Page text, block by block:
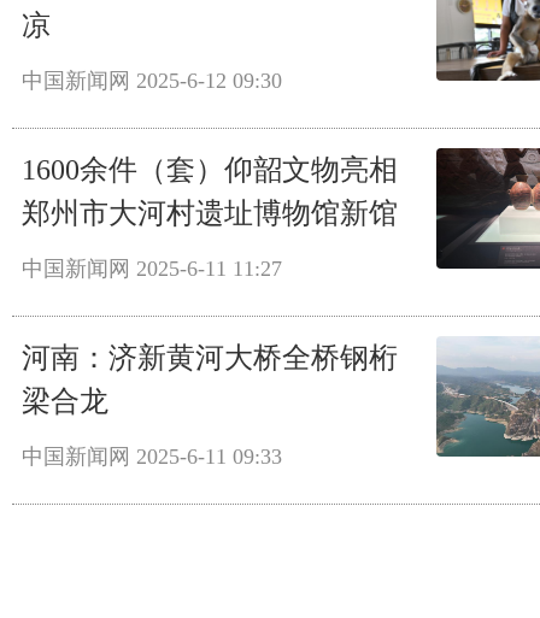
凉
中国新闻网 2025-6-12 09:30
1600余件（套）仰韶文物亮相
郑州市大河村遗址博物馆新馆
中国新闻网 2025-6-11 11:27
河南：济新黄河大桥全桥钢桁
梁合龙
中国新闻网 2025-6-11 09:33